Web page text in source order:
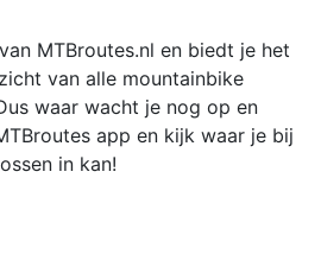
MTBroutes.nl en biedt je het
van alle mountainbike
waar wacht je nog op en
app en kijk waar je bij
in kan!